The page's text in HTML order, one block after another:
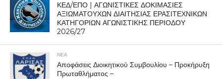
ΚΕΔ/ΕΠΟ | ΑΓΩΝΙΣΤΙΚΕΣ ΔΟΚΙΜΑΣΙΕΣ
ΑΞΙΩΜΑΤΟΥΧΩΝ ΔΙΑΙΤΗΣΙΑΣ ΕΡΑΣΙΤΕΧΝΙΚΩΝ
ΚΑΤΗΓΟΡΙΩΝ ΑΓΩΝΙΣΤΙΚΗΣ ΠΕΡΙΟΔΟΥ
2026/27
ΝΕΑ
Αποφάσεις Διοικητικού Συμβουλίου – Προκήρυξη
Πρωταθλήματος –